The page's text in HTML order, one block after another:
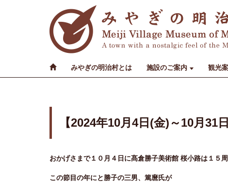
みやぎの明治村とは 施設のご案内 観光
【2024年10月4日(金)～10月
おかげさまで１０月４日に髙倉勝子美術館 桜小路は１５周
この節目の年にと勝子の三男、篤麿氏が